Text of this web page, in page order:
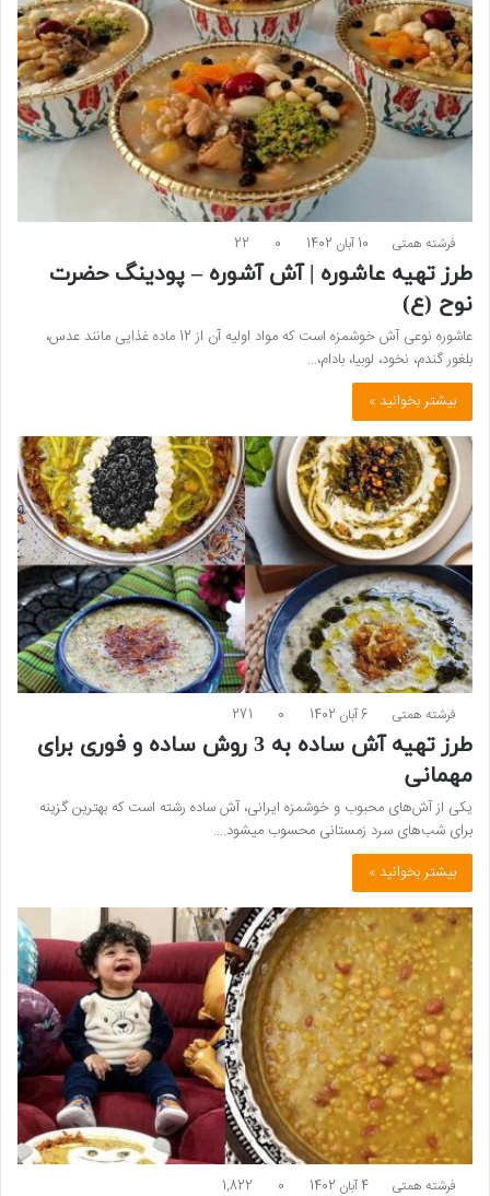
فرشته همتی 10 آبان 1402 0
22
طرز تهیه عاشوره | آش آشوره – پودینگ حضرت
نوح (ع)
عاشوره نوعی آش خوشمزه است که مواد اولیه آن از 12 ماده غذایی مانند عدس،
بلغور گندم، نخود، لوبیا، بادام،…
بیشتر بخوانید »
فرشته همتی 6 آبان 1402 0
271
طرز تهیه آش ساده به 3 روش ساده و فوری برای
مهمانی
یکی از آش‌های محبوب و خوشمزه ایرانی، آش ساده رشته است که بهترین گزینه
برای شب‌های سرد زمستانی محسوب می­شود.…
بیشتر بخوانید »
فرشته همتی 4 آبان 1402 0
1,822